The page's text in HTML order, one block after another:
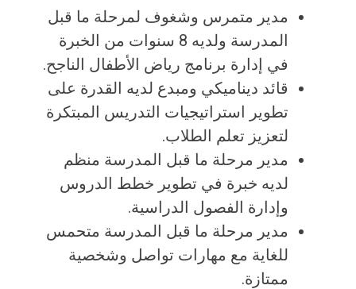
مدير متمرس وشغوف لمرحلة ما قبل
المدرسة ولديه 8 سنوات من الخبرة
في إدارة برنامج رياض الأطفال الناجح.
قائد ديناميكي ومبدع لديه القدرة على
تطوير استراتيجيات التدريس المبتكرة
لتعزيز تعلم الطلاب.
مدير مرحلة ما قبل المدرسة منظم
لديه خبرة في تطوير خطط الدروس
وإدارة الفصول الدراسية.
مدير مرحلة ما قبل المدرسة متحمس
للغاية مع مهارات تواصل وشخصية
ممتازة.